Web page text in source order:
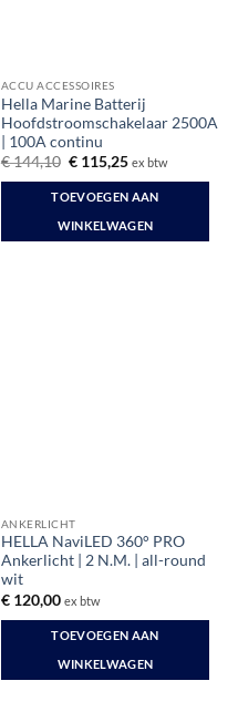
ACCU ACCESSOIRES
Hella Marine Batterij
Hoofdstroomschakelaar 2500A
| 100A continu
€144,10 Oorspronkelijke
was:
€ 144,10.
€115,25Huidige
is:
€ 115,25.
ex btw
TOEVOEGEN AAN
WINKELWAGEN
ANKERLICHT
HELLA NaviLED 360° PRO
Ankerlicht | 2 N.M. | all-round
wit
€120,00 ex btw
TOEVOEGEN AAN
WINKELWAGEN